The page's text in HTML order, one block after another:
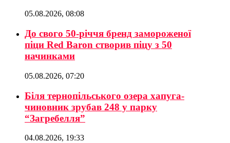
05.08.2026, 08:08
До свого 50-річчя бренд замороженої
піци Red Baron створив піцу з 50
начинками
05.08.2026, 07:20
Біля тернопільського озера хапуга-
чиновник зрубав 248 у парку
“Загребелля”
04.08.2026, 19:33